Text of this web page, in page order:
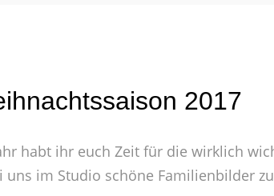
2017
habt ihr euch Zeit für die wirklich
im Studio schöne Familienbilder zu